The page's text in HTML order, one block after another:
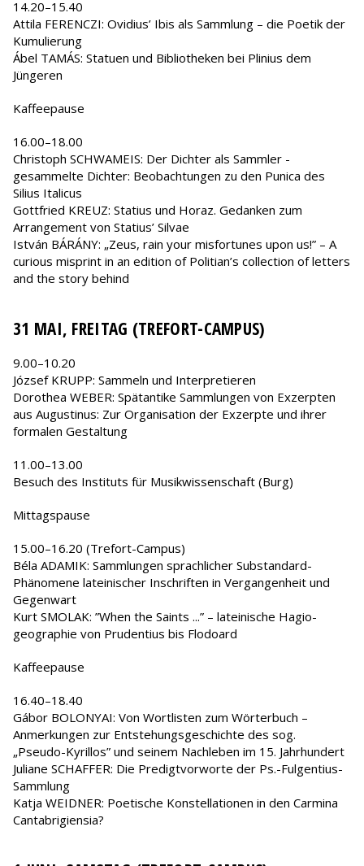
14.20–15.40
Attila FERENCZI: Ovidius’ Ibis als Sammlung – die Poetik der
Kumulierung
Ábel TAMÁS: Statuen und Bibliotheken bei Plinius dem
Jüngeren
Kaffeepause
16.00–18.00
Christoph SCHWAMEIS: Der Dichter als Sammler -
gesammelte Dichter: Beobachtungen zu den Punica des
Silius Italicus
Gottfried KREUZ: Statius und Horaz. Gedanken zum
Arrangement von Statius’ Silvae
István BÁRÁNY: „Zeus, rain your misfortunes upon us!” – A
curious misprint in an edition of Politian’s collection of letters
and the story behind
31 MAI, FREITAG (TREFORT-CAMPUS)
9.00–10.20
József KRUPP: Sammeln und Interpretieren
Dorothea WEBER: Spätantike Sammlungen von Exzerpten
aus Augustinus: Zur Organisation der Exzerpte und ihrer
formalen Gestaltung
11.00–13.00
Besuch des Instituts für Musikwissenschaft (Burg)
Mittagspause
15.00–16.20 (Trefort-Campus)
Béla ADAMIK: Sammlungen sprachlicher Substandard-
Phänomene lateinischer Inschriften in Vergangenheit und
Gegenwart
Kurt SMOLAK: ”When the Saints ...” – lateinische Hagio-
geographie von Prudentius bis Flodoard
Kaffeepause
16.40–18.40
Gábor BOLONYAI: Von Wortlisten zum Wörterbuch –
Anmerkungen zur Entstehungsgeschichte des sog.
„Pseudo-Kyrillos” und seinem Nachleben im 15. Jahrhundert
Juliane SCHAFFER: Die Predigtvorworte der Ps.-Fulgentius-
Sammlung
Katja WEIDNER: Poetische Konstellationen in den Carmina
Cantabrigiensia?